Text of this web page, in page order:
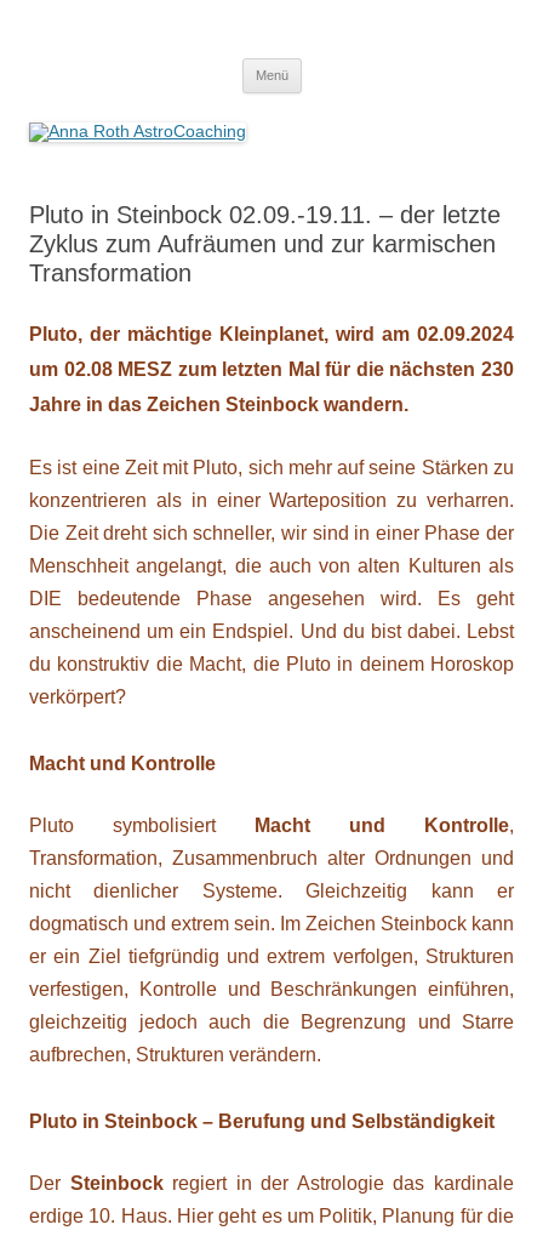
Menü
Pluto in Steinbock 02.09.-19.11. – der letzte
Zyklus zum Aufräumen und zur karmischen
Transformation
Pluto, der mächtige Kleinplanet, wird am 02.09.2024
um 02.08 MESZ zum letzten Mal für die nächsten 230
Jahre in das Zeichen Steinbock wandern.
Es ist eine Zeit mit Pluto, sich mehr auf seine Stärken zu
konzentrieren als in einer Warteposition zu verharren.
Die Zeit dreht sich schneller, wir sind in einer Phase der
Menschheit angelangt, die auch von alten Kulturen als
DIE bedeutende Phase angesehen wird. Es geht
anscheinend um ein Endspiel. Und du bist dabei. Lebst
du konstruktiv die Macht, die Pluto in deinem Horoskop
verkörpert?
Macht und Kontrolle
Pluto symbolisiert Macht und Kontrolle,
Transformation, Zusammenbruch alter Ordnungen und
nicht dienlicher Systeme. Gleichzeitig kann er
dogmatisch und extrem sein. Im Zeichen Steinbock kann
er ein Ziel tiefgründig und extrem verfolgen, Strukturen
verfestigen, Kontrolle und Beschränkungen einführen,
gleichzeitig jedoch auch die Begrenzung und Starre
aufbrechen, Strukturen verändern.
Pluto in Steinbock – Berufung und Selbständigkeit
Der Steinbockregiert in der Astrologie das kardinale
erdige 10. Haus. Hier geht es um Politik, Planung für die